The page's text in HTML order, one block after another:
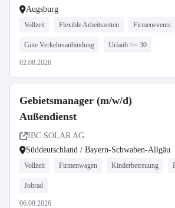
Augsburg
Vollzeit Flexible Arbeitszeiten Firmenevents
Gute Verkehrsanbindung Urlaub >= 30
02.08.2026
Gebietsmanager (m/w/d)
Außendienst
IBC SOLAR AG
Süddeutschland / Bayern-Schwaben-Allgäu
Vollzeit Firmenwagen Kinderbetreuung
Jobrad
06.08.2026